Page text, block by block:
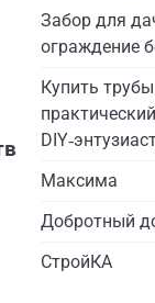
Забор для
ограждение
Купить
Максима
Добротный
СтройКА